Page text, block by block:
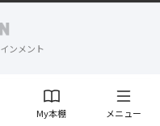
My本棚 メニュー
ンメント